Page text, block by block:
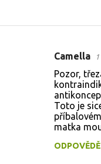
Camella
Pozor,
Toto je
matka